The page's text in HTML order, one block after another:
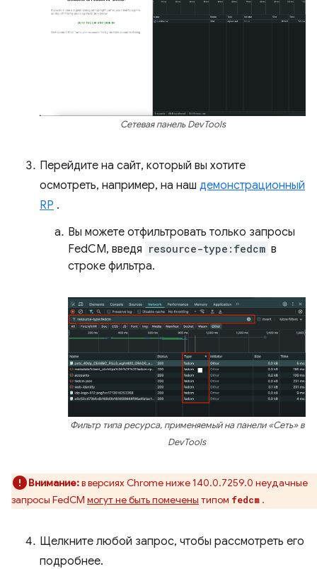
Сетевая панель DevTools
Перейдите на сайт, который вы хотите
осмотреть, например, на наш демонстрационный
RP .
Вы можете отфильтровать только запросы
FedCM, введя resource-type:fedcm в
строке фильтра.
Фильтр типа ресурса, применяемый на панели «Сеть» в
DevTools
Внимание:в версиях Chrome ниже 140.0.7259.0 неудачные
запросы FedCM могут не быть помечены типом fedcm .
Щелкните любой запрос, чтобы рассмотреть его
подробнее.